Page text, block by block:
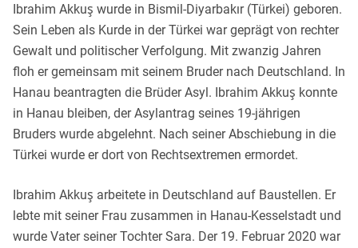
Ibrahim Akkuş wurde in Bismil-Diyarbakır (Türkei) geboren.
Sein Leben als Kurde in der Türkei war geprägt von rechter
Gewalt und politischer Verfolgung. Mit zwanzig Jahren
floh er gemeinsam mit seinem Bruder nach Deutschland. In
Hanau beantragten die Brüder Asyl. Ibrahim Akkuş konnte
in Hanau bleiben, der Asylantrag seines 19-jährigen
Bruders wurde abgelehnt. Nach seiner Abschiebung in die
Türkei wurde er dort von Rechtsextremen ermordet.
Ibrahim Akkuş arbeitete in Deutschland auf Baustellen. Er
lebte mit seiner Frau zusammen in Hanau-Kesselstadt und
wurde Vater seiner Tochter Sara. Der 19. Februar 2020 war